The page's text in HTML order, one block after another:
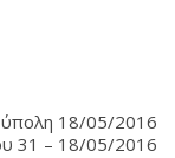
18/05/2016
31 – 18/05/2016